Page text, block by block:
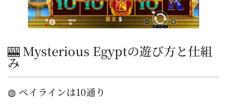
🎰 Mysterious Egyptの遊び方と仕組
み
◍ ペイラインは10通り